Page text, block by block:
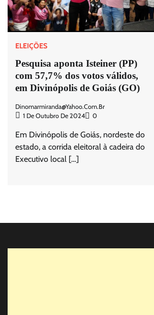
ELEIÇÕES
Pesquisa aponta Isteiner (PP)
com 57,7% dos votos válidos,
em Divinópolis de Goiás (GO)
Dinomarmiranda@yahoo.com.br
1 De Outubro De 2024
0
Em Divinópolis de Goiás, nordeste do
estado, a corrida eleitoral à cadeira do
Executivo local […]